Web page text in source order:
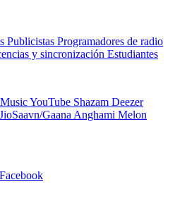
Publicistas Programadores de radio
y sincronización Estudiantes
YouTube Shazam Deezer
JioSaavn/Gaana Anghami Melon
Facebook